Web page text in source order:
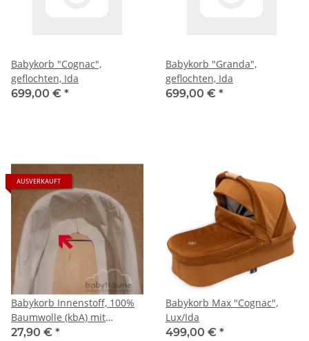
Babykorb "Cognac",
geflochten, Ida
699,00 € *
Babykorb "Granda",
geflochten, Ida
699,00 € *
AUSVERKAUFT
Babykorb Innenstoff, 100%
Baumwolle (kbA) mit
Spannrand am oberen
27,90 € *
Babykorb Max "Cognac",
Lux/Ida
499,00 € *